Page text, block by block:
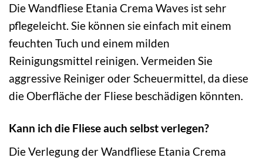
Die Wandfliese Etania Crema Waves ist sehr
pflegeleicht. Sie können sie einfach mit einem
feuchten Tuch und einem milden
Reinigungsmittel reinigen. Vermeiden Sie
aggressive Reiniger oder Scheuermittel, da diese
die Oberfläche der Fliese beschädigen könnten.
Kann ich die Fliese auch selbst verlegen?
Die Verlegung der Wandfliese Etania Crema